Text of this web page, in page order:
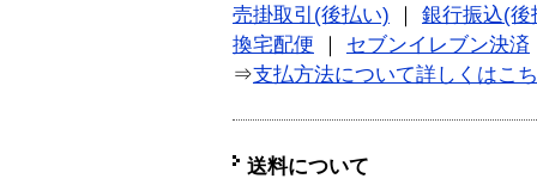
売掛取引(後払い)
銀行振込(後
換宅配便
セブンイレブン決済
⇒支払方法について詳しくはこ
送料について